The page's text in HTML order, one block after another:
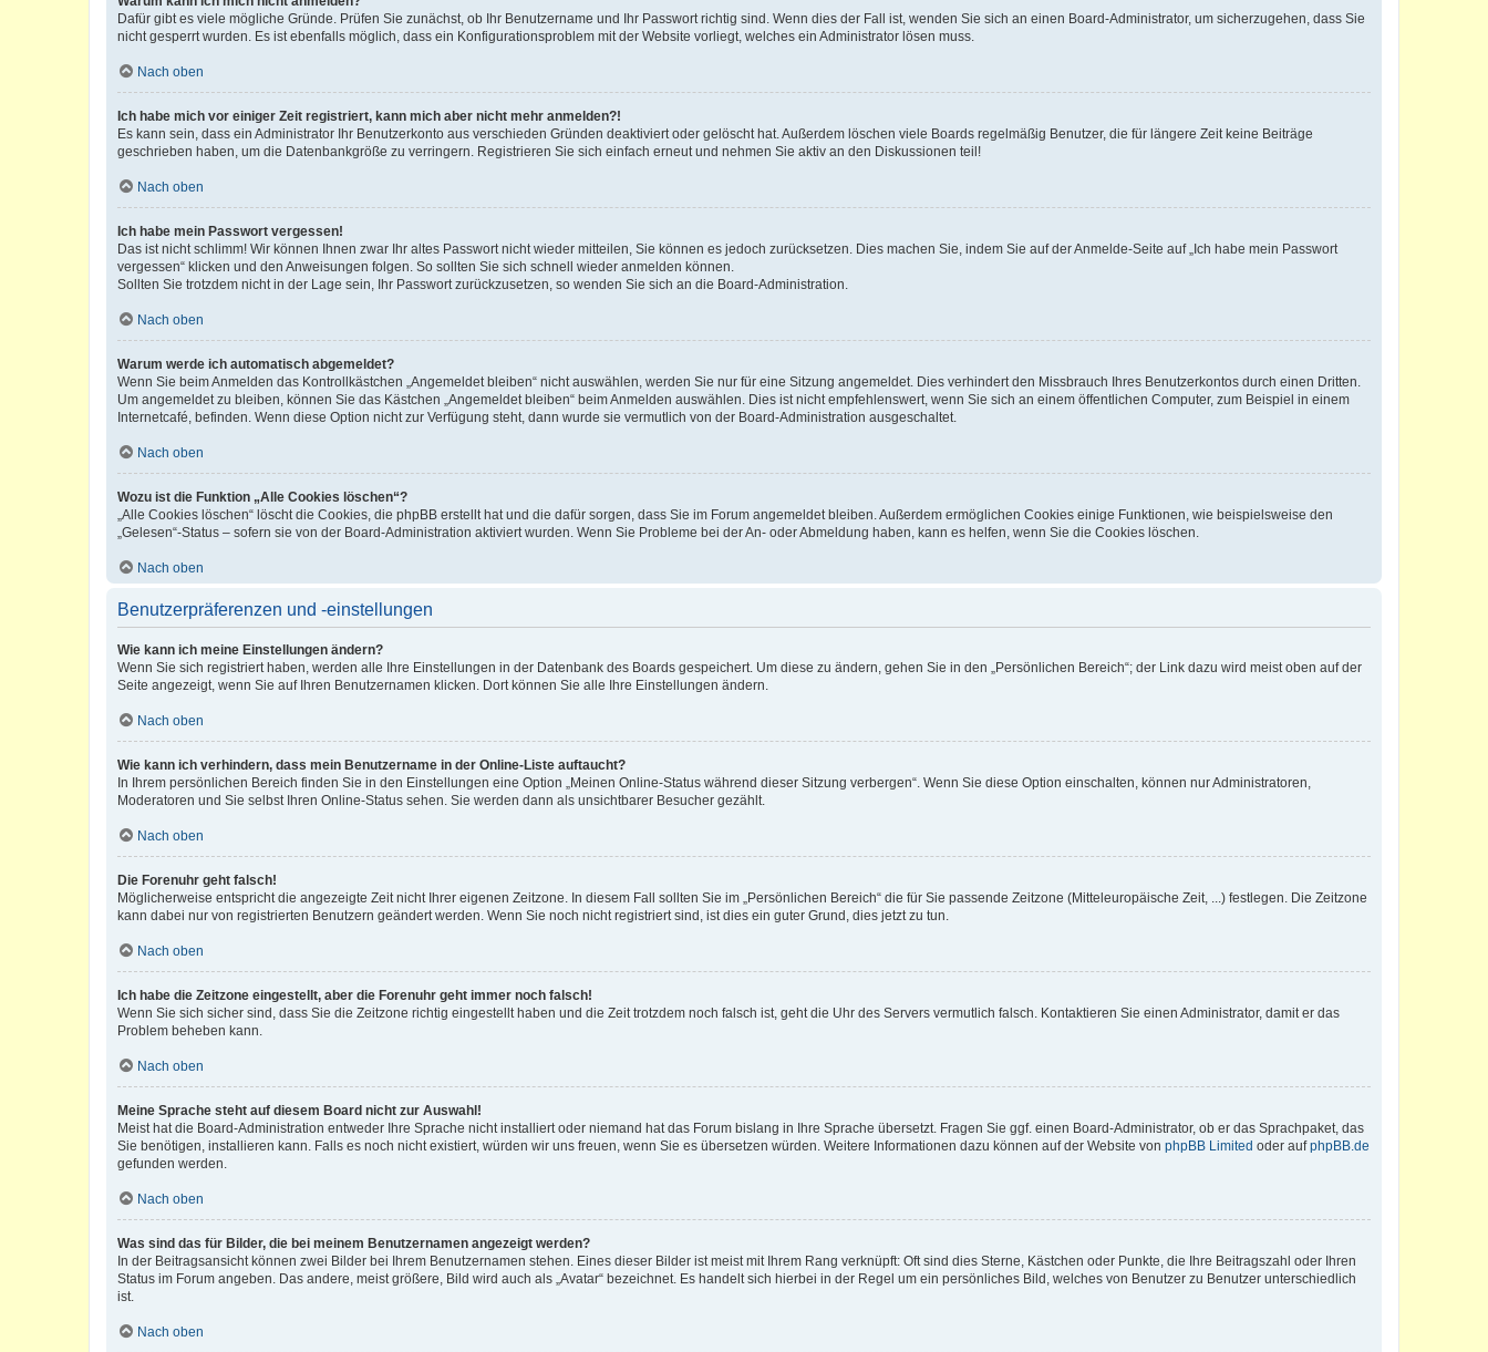
Dafür gibt es viele mögliche Gründe. Prüfen Sie zunächst, ob Ihr Benutzername und Ihr Passwort richtig sind. Wenn dies der Fall ist, wenden Sie sich an einen Board-Administrator, um sicherzugehen, dass Sie
nicht gesperrt wurden. Es ist ebenfalls möglich, dass ein Konfigurationsproblem mit der Website vorliegt, welches ein Administrator lösen muss.
Nach oben
Ich habe mich vor einiger Zeit registriert, kann mich aber nicht mehr anmelden?!
Es kann sein, dass ein Administrator Ihr Benutzerkonto aus verschieden Gründen deaktiviert oder gelöscht hat. Außerdem löschen viele Boards regelmäßig Benutzer, die für längere Zeit keine Beiträge
geschrieben haben, um die Datenbankgröße zu verringern. Registrieren Sie sich einfach erneut und nehmen Sie aktiv an den Diskussionen teil!
Nach oben
Ich habe mein Passwort vergessen!
Das ist nicht schlimm! Wir können Ihnen zwar Ihr altes Passwort nicht wieder mitteilen, Sie können es jedoch zurücksetzen. Dies machen Sie, indem Sie auf der Anmelde-Seite auf „Ich habe mein Passwort
vergessen“ klicken und den Anweisungen folgen. So sollten Sie sich schnell wieder anmelden können.
Sollten Sie trotzdem nicht in der Lage sein, Ihr Passwort zurückzusetzen, so wenden Sie sich an die Board-Administration.
Nach oben
Warum werde ich automatisch abgemeldet?
Wenn Sie beim Anmelden das Kontrollkästchen „Angemeldet bleiben“ nicht auswählen, werden Sie nur für eine Sitzung angemeldet. Dies verhindert den Missbrauch Ihres Benutzerkontos durch einen Dritten.
Um angemeldet zu bleiben, können Sie das Kästchen „Angemeldet bleiben“ beim Anmelden auswählen. Dies ist nicht empfehlenswert, wenn Sie sich an einem öffentlichen Computer, zum Beispiel in einem
Internetcafé, befinden. Wenn diese Option nicht zur Verfügung steht, dann wurde sie vermutlich von der Board-Administration ausgeschaltet.
Nach oben
Wozu ist die Funktion „Alle Cookies löschen“?
„Alle Cookies löschen“ löscht die Cookies, die phpBB erstellt hat und die dafür sorgen, dass Sie im Forum angemeldet bleiben. Außerdem ermöglichen Cookies einige Funktionen, wie beispielsweise den
„Gelesen“-Status – sofern sie von der Board-Administration aktiviert wurden. Wenn Sie Probleme bei der An- oder Abmeldung haben, kann es helfen, wenn Sie die Cookies löschen.
Nach oben
Benutzerpräferenzen und -einstellungen
Wie kann ich meine Einstellungen ändern?
Wenn Sie sich registriert haben, werden alle Ihre Einstellungen in der Datenbank des Boards gespeichert. Um diese zu ändern, gehen Sie in den „Persönlichen Bereich“; der Link dazu wird meist oben auf der
Seite angezeigt, wenn Sie auf Ihren Benutzernamen klicken. Dort können Sie alle Ihre Einstellungen ändern.
Nach oben
Wie kann ich verhindern, dass mein Benutzername in der Online-Liste auftaucht?
In Ihrem persönlichen Bereich finden Sie in den Einstellungen eine Option „Meinen Online-Status während dieser Sitzung verbergen“. Wenn Sie diese Option einschalten, können nur Administratoren,
Moderatoren und Sie selbst Ihren Online-Status sehen. Sie werden dann als unsichtbarer Besucher gezählt.
Nach oben
Die Forenuhr geht falsch!
Möglicherweise entspricht die angezeigte Zeit nicht Ihrer eigenen Zeitzone. In diesem Fall sollten Sie im „Persönlichen Bereich“ die für Sie passende Zeitzone (Mitteleuropäische Zeit, ...) festlegen. Die Zeitzone
kann dabei nur von registrierten Benutzern geändert werden. Wenn Sie noch nicht registriert sind, ist dies ein guter Grund, dies jetzt zu tun.
Nach oben
Ich habe die Zeitzone eingestellt, aber die Forenuhr geht immer noch falsch!
Wenn Sie sich sicher sind, dass Sie die Zeitzone richtig eingestellt haben und die Zeit trotzdem noch falsch ist, geht die Uhr des Servers vermutlich falsch. Kontaktieren Sie einen Administrator, damit er das
Problem beheben kann.
Nach oben
Meine Sprache steht auf diesem Board nicht zur Auswahl!
Meist hat die Board-Administration entweder Ihre Sprache nicht installiert oder niemand hat das Forum bislang in Ihre Sprache übersetzt. Fragen Sie ggf. einen Board-Administrator, ob er das Sprachpaket, das
Sie benötigen, installieren kann. Falls es noch nicht existiert, würden wir uns freuen, wenn Sie es übersetzen würden. Weitere Informationen dazu können auf der Website von phpBB Limited oder aufphpBB.de
gefunden werden.
Nach oben
Was sind das für Bilder, die bei meinem Benutzernamen angezeigt werden?
In der Beitragsansicht können zwei Bilder bei Ihrem Benutzernamen stehen. Eines dieser Bilder ist meist mit Ihrem Rang verknüpft: Oft sind dies Sterne, Kästchen oder Punkte, die Ihre Beitragszahl oder Ihren
Status im Forum angeben. Das andere, meist größere, Bild wird auch als „Avatar“ bezeichnet. Es handelt sich hierbei in der Regel um ein persönliches Bild, welches von Benutzer zu Benutzer unterschiedlich
ist.
Nach oben